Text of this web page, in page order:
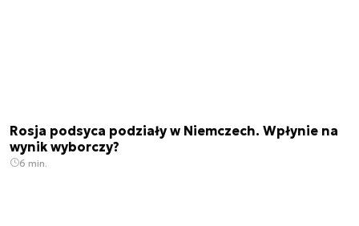
Rosja podsyca podziały w Niemczech. Wpłynie na
wynik wyborczy?
6 min.